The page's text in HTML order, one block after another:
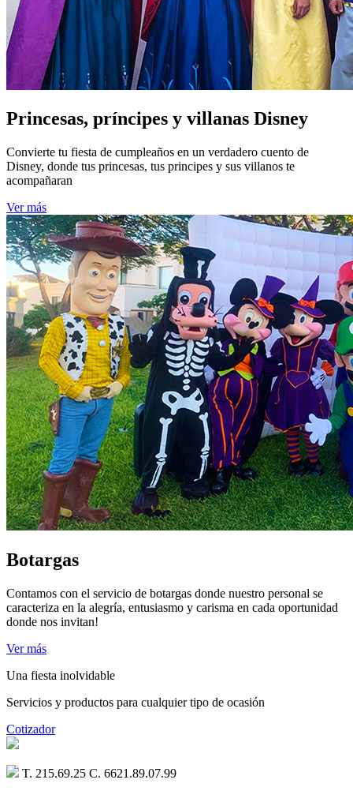
Princesas, príncipes y villanas Disney
Convierte tu fiesta de cumpleaños en un verdadero cuento de
Disney, donde tus princesas, tus principes y sus villanos te
acompañaran
Ver más
Botargas
Contamos con el servicio de botargas donde nuestro personal se
caracteriza en la alegría, entusiasmo y carisma en cada oportunidad
donde nos invitan!
Ver más
Una fiesta inolvidable
Servicios y productos para cualquier tipo de ocasión
Cotizador
T. 215.69.25 C. 6621.89.07.99